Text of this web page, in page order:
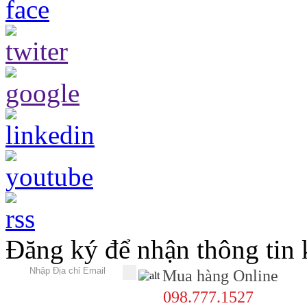
Đăng ký để nhận thông tin
Mua hàng Online
098.777.1527